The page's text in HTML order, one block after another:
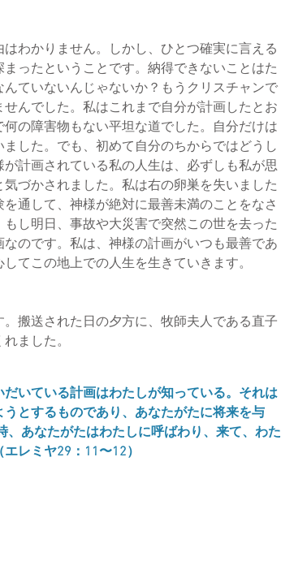
わかりません。しかし、ひとつ確実に言える
ったということです。納得できないことはた
ていないんじゃないか？もうクリスチャンで
んでした。私はこれまで自分が計画したとお
の障害物もない平坦な道でした。自分だけは
した。でも、初めて自分のちからではどうし
計画されている私の人生は、必ずしも私が思
づかされました。私は右の卵巣を失いました
通して、神様が絶対に最善未満のことをなさ
し明日、事故や大災害で突然この世を去った
のです。私は、神様の計画がいつも最善であ
てこの地上での人生を生きていきます。
搬送された日の夕方に、牧師夫人である直子
ました。
いている計画はわたしが知っている。それは
とするものであり、あなたがたに将来を与
あなたがたはわたしに呼ばわり、来て、わた
レミヤ29：11〜12）